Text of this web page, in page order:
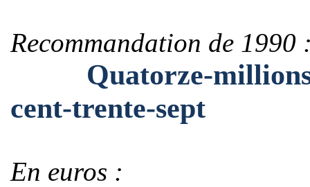
Recommandation de 1990
Quatorze-millions-
cent-trente-sept
En euros :